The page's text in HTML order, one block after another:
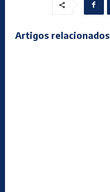
Artigos relacionados